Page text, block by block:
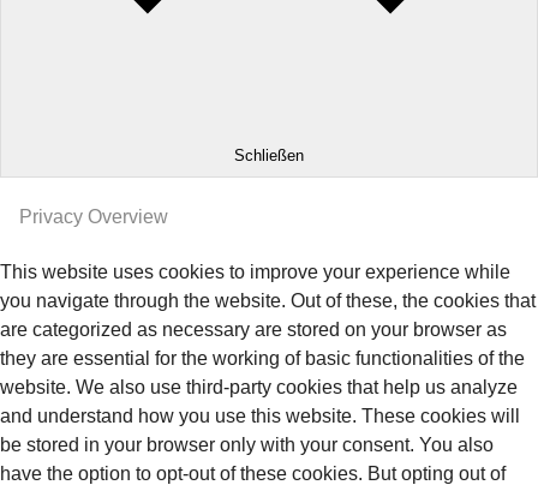
Schließen
Privacy Overview
This website uses cookies to improve your experience while
you navigate through the website. Out of these, the cookies that
are categorized as necessary are stored on your browser as
they are essential for the working of basic functionalities of the
website. We also use third-party cookies that help us analyze
and understand how you use this website. These cookies will
be stored in your browser only with your consent. You also
have the option to opt-out of these cookies. But opting out of